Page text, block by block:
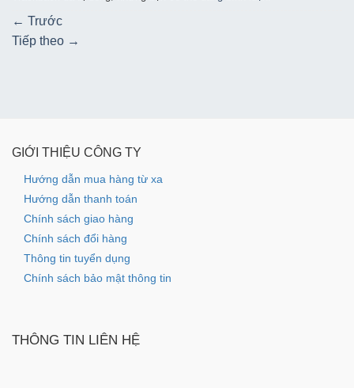
← Trước
Tiếp theo →
GIỚI THIỆU CÔNG TY
Hướng dẫn mua hàng từ xa
Hướng dẫn thanh toán
Chính sách giao hàng
Chính sách đổi hàng
Thông tin tuyển dụng
Chính sách bảo mật thông tin
THÔNG TIN LIÊN HỆ